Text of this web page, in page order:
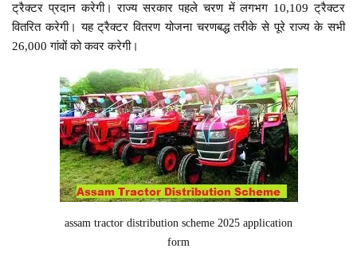
ट्रैक्टर प्रदान करेगी। राज्य सरकार पहले चरण में लगभग 10,109 ट्रैक्टर
वितरित करेगी। यह ट्रैक्टर वितरण योजना चरणबद्ध तरीके से पूरे राज्य के सभी
26,000 गांवों को कवर करेगी।
assam tractor distribution scheme 2025 application
form